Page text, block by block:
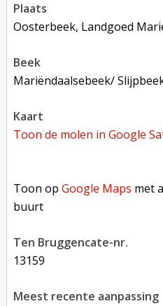
plaats
Oosterbeek, Landgoed
beek
Mariëndaalsebeek/
kaart
Toon de molen inGoogle
Toon opGoogle Maps met
buurt
Ten Bruggencate-nr.
13159
Meest recente aanpassing